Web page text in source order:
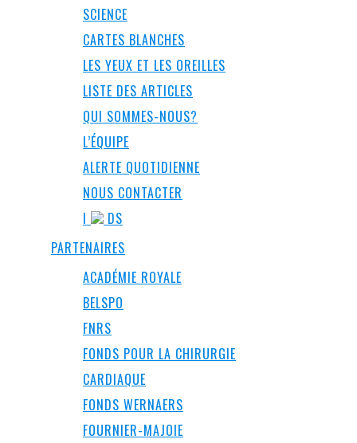
SCIENCE
CARTES BLANCHES
LES YEUX ET LES OREILLES
LISTE DES ARTICLES
QUI SOMMES-NOUS?
L’ÉQUIPE
ALERTE QUOTIDIENNE
NOUS CONTACTER
I
DS
PARTENAIRES
ACADÉMIE ROYALE
BELSPO
FNRS
FONDS POUR LA CHIRURGIE
CARDIAQUE
FONDS WERNAERS
FOURNIER-MAJOIE